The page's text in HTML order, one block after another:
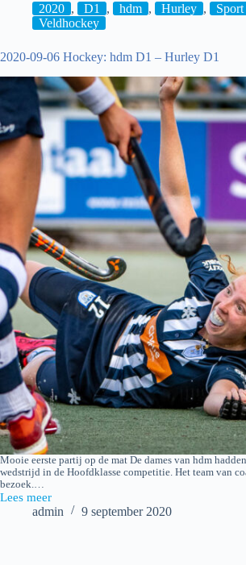
2020 , D1 , hdm , Hurley ,
Veldhockey
2020-09-06 Hockey: hdm D1 – Hurley D1
Mooie eerste partij op de mat De dames van hdm
wedstrijd in de Hoofdklasse competitie. Het team van
bezoek.…
Lees meer
2020-
admin 9 september 2020